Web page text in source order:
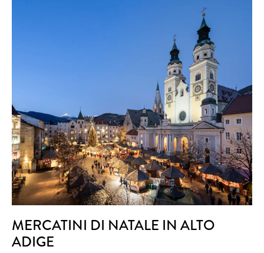
MERCATINI DI NATALE IN ALTO
ADIGE